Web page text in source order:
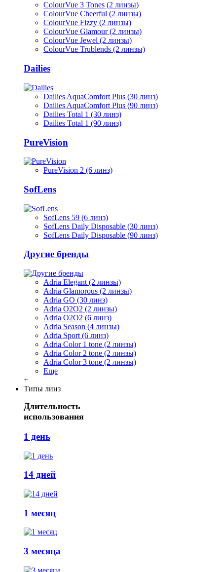
ColourVue 3 Tones (2 линзы)
ColourVue Cheerful (2 линзы)
ColourVue Fizzy (2 линзы)
ColourVue Glamour (2 линзы)
ColourVue Jewel (2 линзы)
ColourVue Trublends (2 линзы)
Dailies
Dailies AquaComfort Plus (30 линз)
Dailies AquaComfort Plus (90 линз)
Dailies Total 1 (30 линз)
Dailies Total 1 (90 линз)
PureVision
PureVision 2 (6 линз)
SofLens
SofLens 59 (6 линз)
SofLens Daily Disposable (30 линз)
SofLens Daily Disposable (90 линз)
Другие бренды
Adria Elegant (2 линзы)
Adria Glamorous (2 линзы)
Adria GO (30 линз)
Adria O2O2 (2 линзы)
Adria O2O2 (6 линз)
Adria Season (4 линзы)
Adria Sport (6 линз)
Adria Сolor 1 tone (2 линзы)
Adria Сolor 2 tone (2 линзы)
Adria Сolor 3 tone (2 линзы)
Еще
+
Типы линз
Длительность
использования
1 день
14 дней
1 месяц
3 месяца